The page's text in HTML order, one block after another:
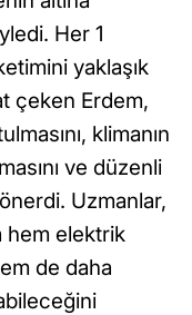
Her 1
yaklaşık
çeken Erdem,
klimanın
ve düzenli
Uzmanlar,
hem elektrik
de daha